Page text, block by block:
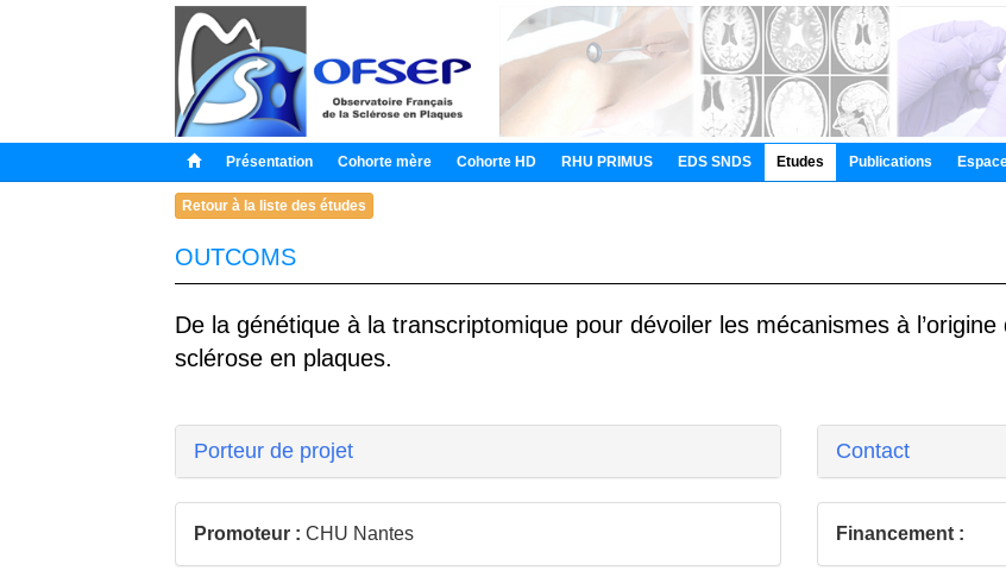
Présentation Cohorte mère Cohorte HD RHU PRIMUS EDS SNDS Etudes Publications
Retour à la liste des études
OUTCOMS
De la génétique à la transcriptomique pour dévoiler les mécanismes à
sclérose en plaques.
Porteur de projet Contact
Promoteur : CHU Nantes Financement :